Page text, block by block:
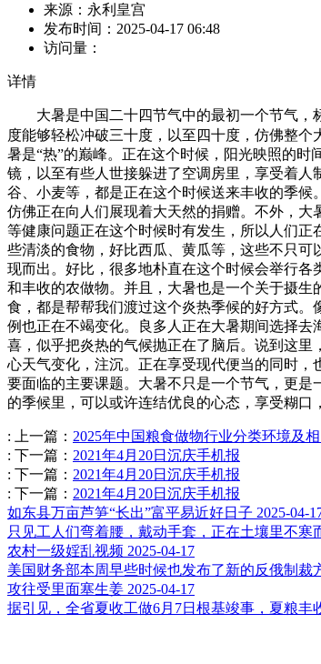
来源： 永利皇宫
发布时间： 2025-04-17 06:48
访问量：
详情
大暑是中国二十四节气中的最初一个节气，标
度能够轻松冲破三十度，以至四十度，仿佛整个
暑是“热”的巅峰。正在这个时候，阳光映照的
镜，以至有些人世接躲进了空调房里，享受着
谷、小麦等，都是正在这个时候送来丰收的季候
仿佛正在向人们展现着大天然的捐赠。不外，
等健康问题正在这个时候时有发生，所以人们
些清淡的食物，好比西瓜、黄瓜等，这些不只
现而出。好比，很多地朴直在这个时候会举行
和丰收的农做物。并且，大暑也是一个关于摄
食，都是帮帮我们渡过这个炎热季候的好方式
例也正在不竭变化。良多人正在大暑期间选择
喜，似乎把炎热的气候抛正在了脑后。说到这
心天气变化，注沉。正在享受现代便当的同时
要面临的主要课题。大暑不只是一个节气，更
的季候里，可以或许连结优良的心态，享受糊
: 上一篇： 2025年中国粮食做物行业分类环境及
: 下一篇： 2021年4月20日沉庆手机报
: 下一篇： 2021年4月20日沉庆手机报
: 下一篇： 2021年4月20日沉庆手机报
如东县万亩芦笋“长出”富平易近好日子 2025-04-
只见工人们弯着腰，戴动手套，正在土壤里不
农村一级婬乱视频 2025-04-17
美国财务部本周早些时候也发布了新的反俄制
攻往受里面塞生姜 2025-04-17
据引见，全省夏收工做6月7日根基竣事，夏粮丰